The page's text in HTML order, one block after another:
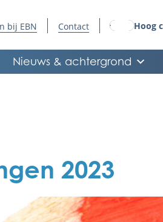
bij EBN Contact Hoog
Nieuws & achtergrond
2023